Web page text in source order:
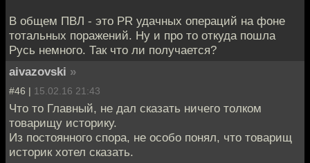
В общем ПВЛ - это PR удачных операций на фоне
тотальных поражений. Ну и про то откуда пошла
Русь немного. Так что ли получается?
aivazovski »
#46 | 15.02.16 21:43
Что то Главный, не дал сказать ничего толком
товарищу историку.
Из постоянного спора, не особо понял, что товарищ
историк хотел сказать.